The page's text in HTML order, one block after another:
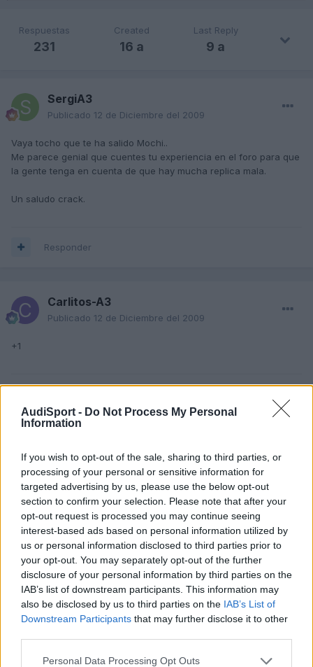
AudiSport - Do Not Process My Personal
Information
If you wish to opt-out of the sale, sharing to third parties, or
processing of your personal or sensitive information for
targeted advertising by us, please use the below opt-out
section to confirm your selection. Please note that after your
opt-out request is processed you may continue seeing
interest-based ads based on personal information utilized by
us or personal information disclosed to third parties prior to
your opt-out. You may separately opt-out of the further
disclosure of your personal information by third parties on the
IAB’s list of downstream participants. This information may
also be disclosed by us to third parties on the IAB’s List of
Downstream Participants that may further disclose it to other
Personal Data Processing Opt Outs
Respuestas
231
Created
16 a
Last Reply
9 a
SergiA3
Publicado 12 de Diciembre del 2009
Vaya tocho que te ha salido Mochi..
Me parece genial que cuentes tu experiencia en el foro para que
la gente tenga en cuenta de que hay mucha replica mala.
Un saludo crack.
Responder
Carlitos-A3
Publicado 12 de Diciembre del 2009
+1
Publicado 12 de Diciembre del 2009
me alegro mochi ke al final aunke te hallas gastado mas pasta te
lo ahorras en salud y sobresaltos,y un posible accidente futuro.
aa y otra cosa aun tengo los pelos de punta despues de entrar
en tu facebook el otro dia,mu buena musica.
salu2